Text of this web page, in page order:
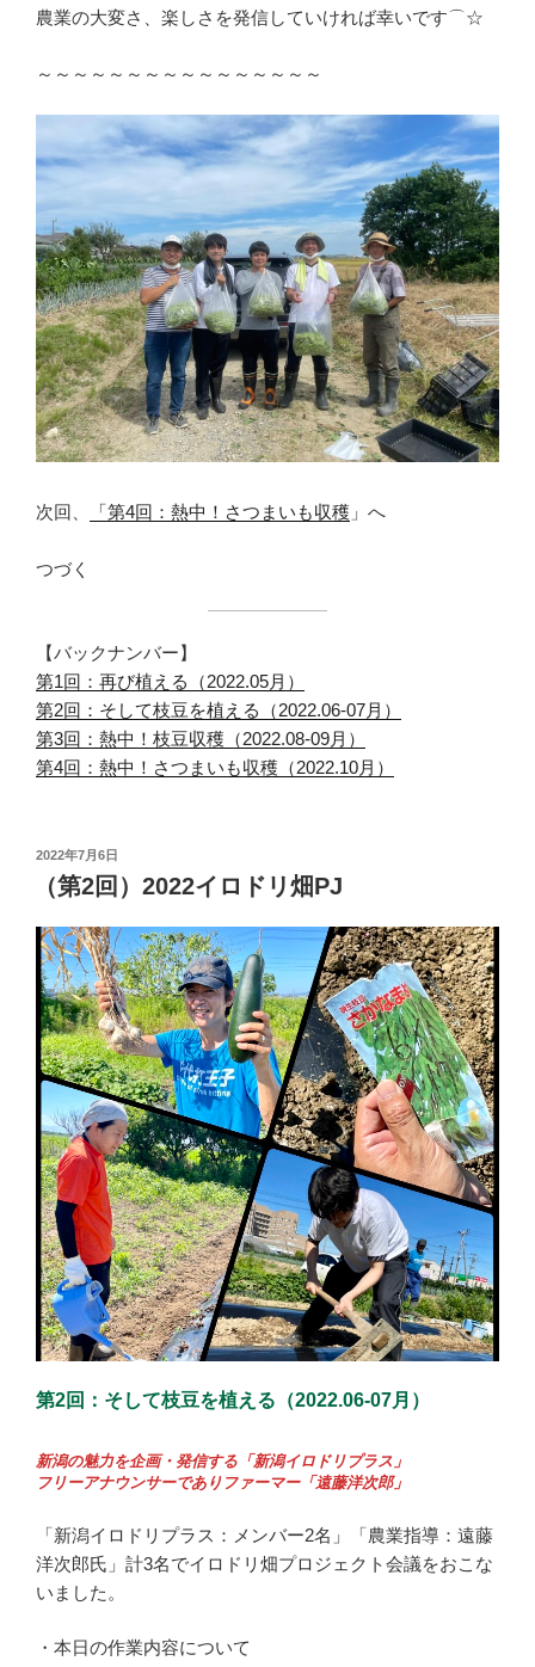
農業の大変さ、楽しさを発信していければ幸いです⌒☆
～～～～～～～～～～～～～～～～
次回、 「第4回：熱中！さつまいも収穫 」へ
つづく
【バックナンバー】
第1回：再び植える（2022.05月）
第2回：そして枝豆を植える（2022.06-07月）
第3回：熱中！枝豆収穫（2022.08-09月）
第4回：熱中！さつまいも収穫（2022.10月）
投
日:
2022年7月6日
（第2回）2022イロドリ畑PJ
第2回：そして枝豆を植える（2022.06-07月）
新潟の魅力を企画・発信する「新潟イロドリプラス」
フリーアナウンサーでありファーマー「遠藤洋次郎」
「新潟イロドリプラス：メンバー2名」「農業指導：遠藤
洋次郎氏」計3名でイロドリ畑プロジェクト会議をおこな
いました。
・本日の作業内容について